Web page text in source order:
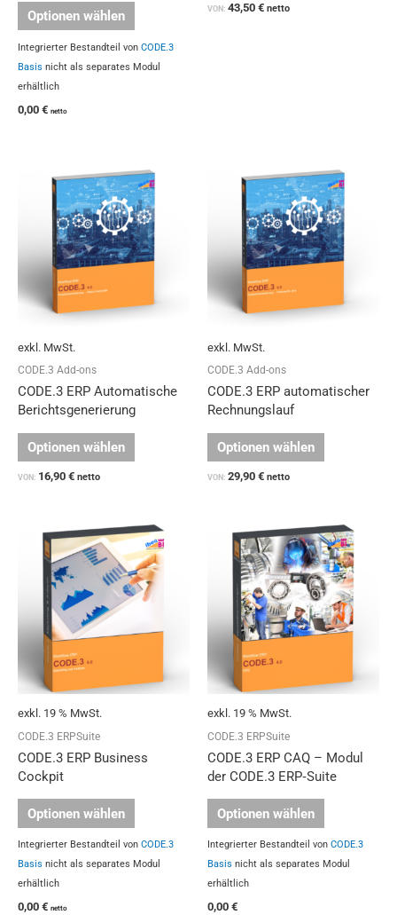
Optionen wählen
Integrierter Bestandteil von CODE.3
Basis nicht als separates Modul
erhältlich
0,00 € netto
VON: 43,50 € netto
exkl. MwSt.
CODE.3 Add-ons
CODE.3 ERP Automatische
Berichtsgenerierung
Optionen wählen
Produkt
weist
mehrere
Varianten
auf.
können
Produktseite
gewählt
werden
VON: 16,90 € netto
exkl. MwSt.
CODE.3 Add-ons
CODE.3 ERP automatischer
Rechnungslauf
Optionen wählen
Produkt
weist
mehrere
Varianten
auf.
können
gewählt
VON: 29,90 € netto
exkl. 19 % MwSt.
CODE.3 ERPSuite
CODE.3 ERP Business
Cockpit
Optionen wählen
Integrierter Bestandteil von CODE.3
Basis nicht als separates Modul
erhältlich
0,00 € netto
exkl. 19 % MwSt.
CODE.3 ERPSuite
CODE.3 ERP CAQ – Modul
der CODE.3 ERP‑Suite
Optionen wählen
Integrierter Bestandteil von CODE.3
Basis nicht als separates Modul
erhältlich
0,00 €